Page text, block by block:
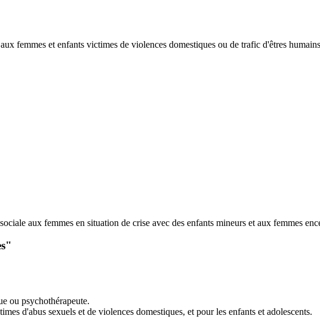
femmes et enfants victimes de violences domestiques ou de trafic d'êtres
aux femmes en situation de crise avec des enfants mineurs et aux femmes
ou psychothérapeute.
d'abus sexuels et de violences domestiques, et pour les enfants et adolescents.